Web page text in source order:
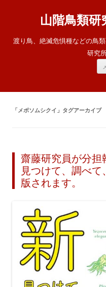
山階鳥類
渡り鳥、絶滅危惧種などの鳥
研究
「メボソムシクイ 」タグアーカイブ
齋藤研究員が分担
見つけて、調べ
版されます。